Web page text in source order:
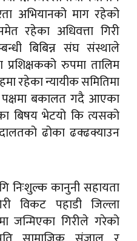
अभियानको माग रहेको
रहेका अधिवत्ता गिरी
बिबिन्न संघ संस्थाले
रुपमा तालिम
रहेका न्यायीक समितिमा
पक्षमा बकालत गदै आएका
बिषय भेटयो कि त्यसको
ढोका ढक्ढक्याउन
निःशुल्क कानुनी सहायता
विकट पहाडी जिल्ला
जन्मिएका गिरीले गरेको